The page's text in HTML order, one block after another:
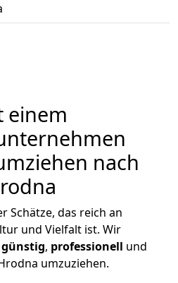
einem
nach
Schätze, das reich an
und Vielfalt ist. Wir
günstig, professionell und
umzuziehen.